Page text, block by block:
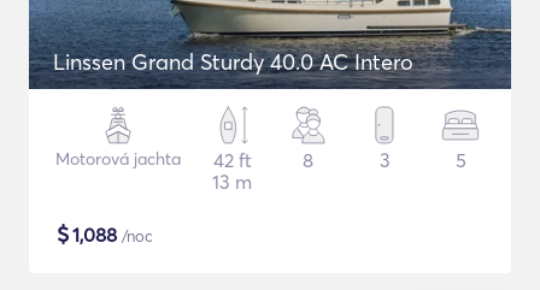
Linssen Grand Sturdy 40.0 AC Intero
Motorová jachta
42 ft
13 m
8 3 5
$1,088 /noc